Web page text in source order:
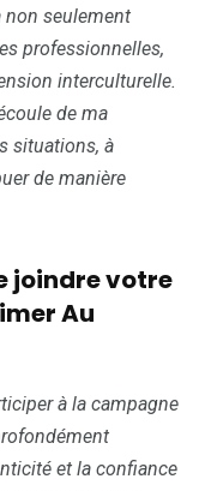
non seulement
professionnelles,
interculturelle.
de ma
situations, à
de manière
joindre votre
Au
à la campagne
et la confiance